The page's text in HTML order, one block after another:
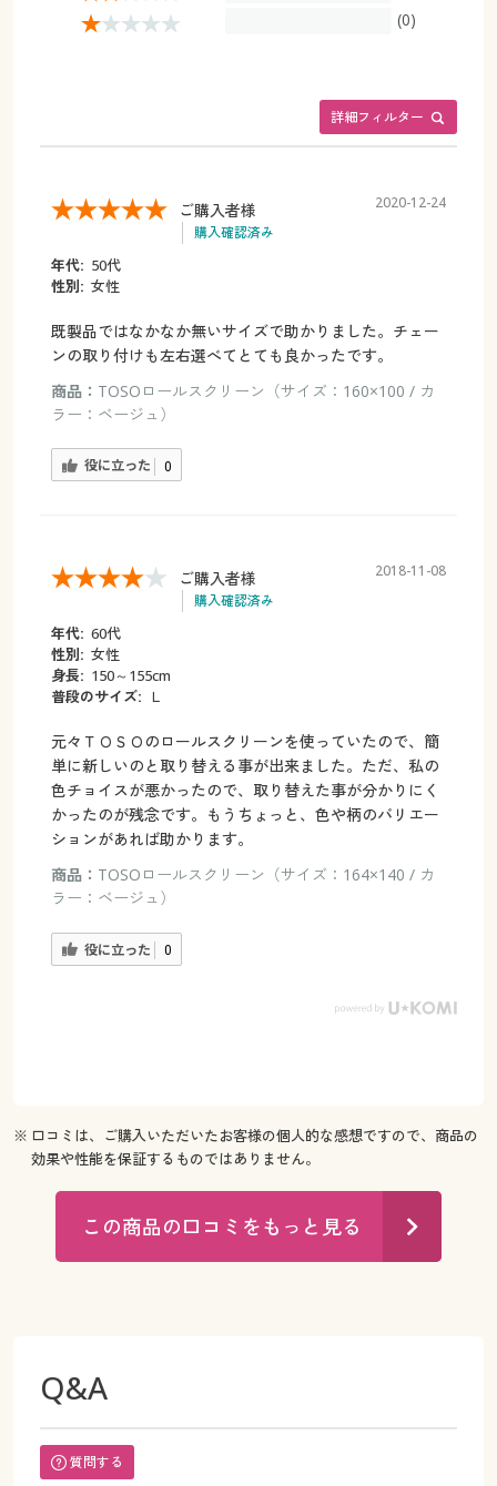
(0)
詳細フィルター
ご購入者様
購入確認済み
2020-12-24
年代: 50代
性別: 女性
既製品ではなかなか無いサイズで助かりました。チェー
ンの取り付けも左右選べてとても良かったです。
商品： TOSOロールスクリーン（サイズ：160×100 / カ
ラー：ベージュ）
役に立った 0
ご購入者様
購入確認済み
2018-11-08
年代: 60代
性別: 女性
身長: 150～155cm
普段のサイズ: Ｌ
元々ＴＯＳＯのロールスクリーンを使っていたので、簡
単に新しいのと取り替える事が出来ました。ただ、私の
色チョイスが悪かったので、取り替えた事が分かりにく
かったのが残念です。もうちょっと、色や柄のバリエー
ションがあれば助かります。
商品： TOSOロールスクリーン（サイズ：164×140 / カ
ラー：ベージュ）
役に立った 0
※ 口コミは、ご購入いただいたお客様の個人的な感想ですので、商品の
効果や性能を保証するものではありません。
この商品の口コミをもっと見る
Q&A
質問する